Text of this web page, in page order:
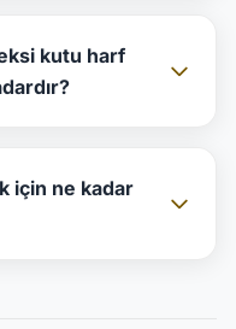
kutu harf
için ne kadar